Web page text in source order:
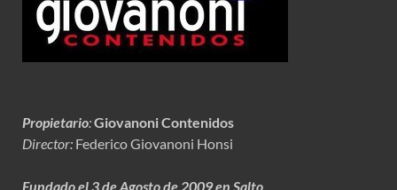
Propietario:Giovanoni Contenidos
Director: Federico Giovanoni Honsi
Fundado el 3 de Agosto de 2009 en Salto